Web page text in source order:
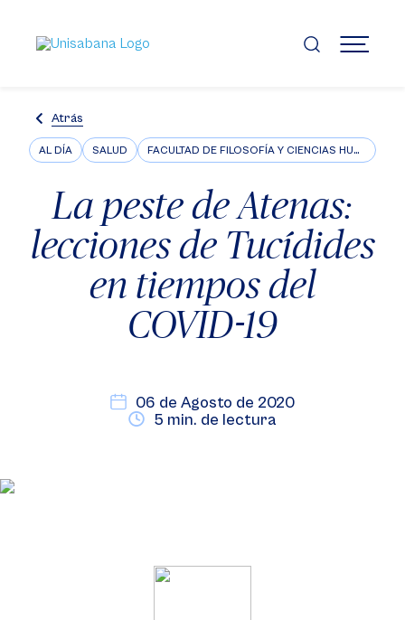
contenido
principal
MENÚ
Atrás
AL DÍA SALUD FACULTAD DE FILOSOFÍA Y CIENCIAS HUMANAS
La peste de Atenas:
lecciones de Tucídides
en tiempos del
COVID-19
06 de Agosto de 2020
5 min. de lectura